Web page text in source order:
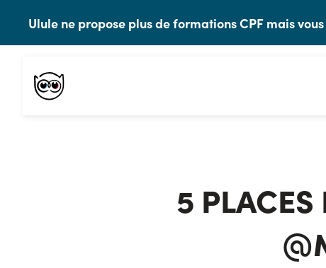
Ulule ne propose plus de formations CPF mais
5 PLACES